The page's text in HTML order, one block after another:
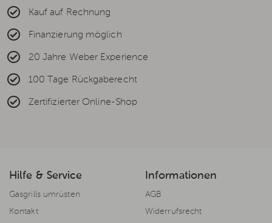
Kauf auf Rechnung
Finanzierung möglich
20 Jahre Weber Experience
100 Tage Rückgaberecht
Zertifizierter Online-Shop
Hilfe & Service
Gasgrills umrüsten
Kontakt
Informationen
AGB
Widerrufsrecht